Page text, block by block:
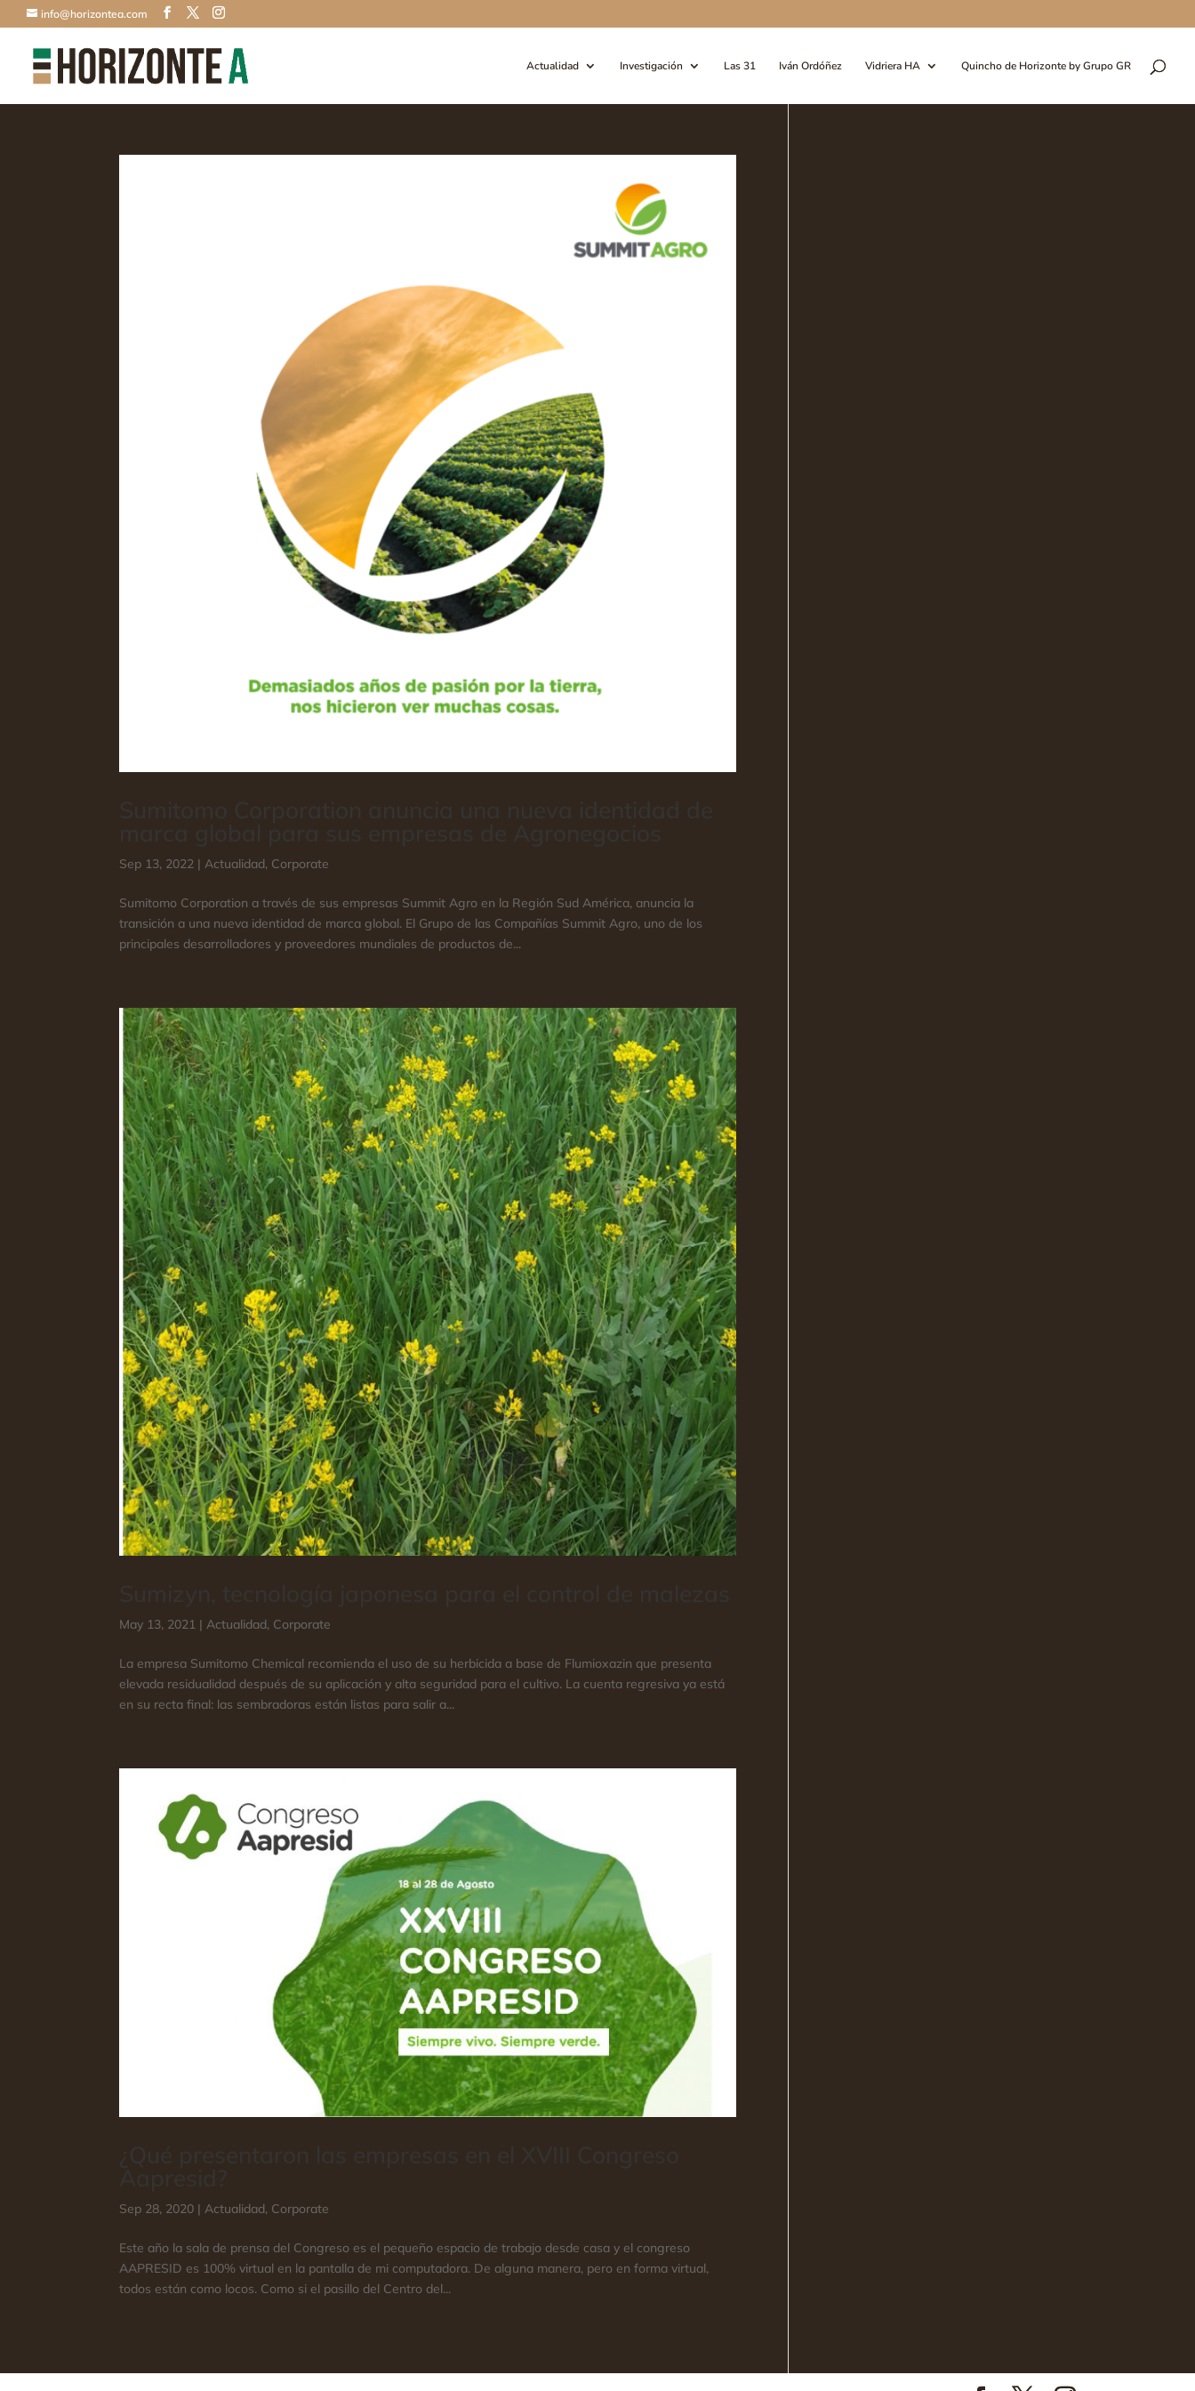
info@horizontea.com
Actualidad Investigación Las 31 Iván Ordóñez Vidriera HA Quincho de Horizonte by Grupo GR
Sep 13, 2022 | Actualidad, Corporate
Sumitomo Corporation a través de sus empresas Summit Agro en la Región Sud América, anuncia la
transición a una nueva identidad de marca global. El Grupo de las Compañías Summit Agro, uno de los
principales desarrolladores y proveedores mundiales de productos de...
May 13, 2021 |Actualidad, Corporate
La empresa Sumitomo Chemical recomienda el uso de su herbicida a base de Flumioxazin que presenta
elevada residualidad después de su aplicación y alta seguridad para el cultivo. La cuenta regresiva ya está
en su recta final: las sembradoras están listas para salir a...
Sep 28, 2020 |Actualidad, Corporate
Este año la sala de prensa del Congreso es el pequeño espacio de trabajo desde casa y el congreso
AAPRESID es 100% virtual en la pantalla de mi computadora. De alguna manera, pero en forma virtual,
todos están como locos. Como si el pasillo del Centro del...